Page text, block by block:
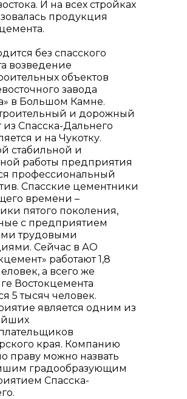
И на всех стройках
продукция
без спасского
возведение
объектов
завода
в Большом Камне.
и дорожный
из Спасска-Дальнего
и на Чукотку.
стабильной и
работы предприятия
профессиональный
Спасские цементники
времени –
пятого поколения,
с предприятием
трудовыми
Сейчас в АО
работают 1,8
а всего же
Востокцемента
5 тысяч человек.
является одним из
края. Компанию
праву можно назвать
градообразующим
Спасска-